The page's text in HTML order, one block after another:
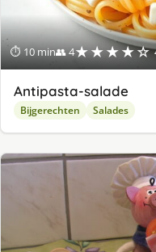
⏱ 10 min👥 4★★★★☆
Antipasta-salade
Bijgerechten Salades